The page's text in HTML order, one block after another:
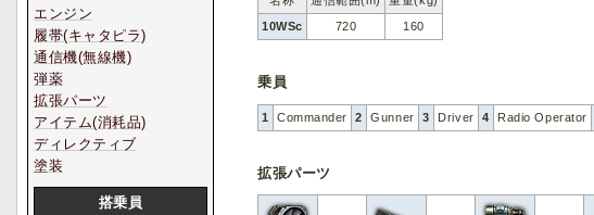
10WSc
720 160
乗員
1 Commander 2 Gunner 3 Driver 4 Radio Operator
拡張パーツ
エンジン
履帯(キャタピラ)
通信機(無線機)
弾薬
拡張パーツ
アイテム(消耗品)
ディレクティブ
塗装
搭乗員